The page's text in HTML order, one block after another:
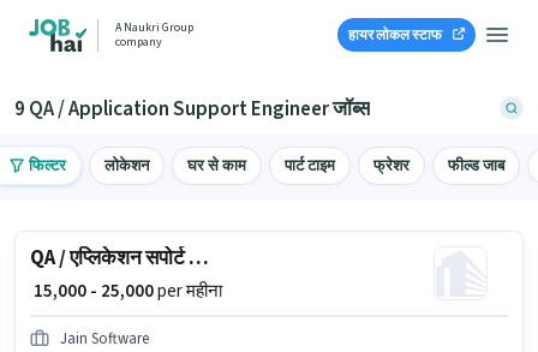
A Naukri Group
company
हायर लोकल स्टाफ
9 QA / Application Support Engineer जॉब्स
फिल्टर लोकेशन घर से काम पार्ट टाइम फ्रेशर फील्ड जाब
QA / एप्लिकेशन सपोर्ट इंजीनियर
₹ 15,000 - 25,000per महीना
Jain Software